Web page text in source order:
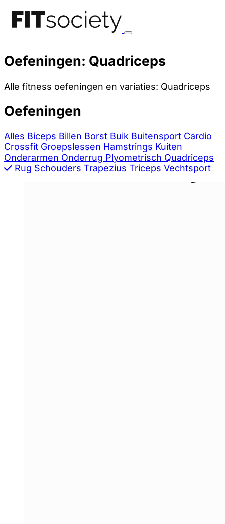
Oefeningen: Quadriceps
Alle fitness oefeningen en variaties: Quadriceps
Oefeningen
Alles Biceps Billen Borst Buik Buitensport Cardio
Crossfit Groepslessen Hamstrings Kuiten
Onderarmen Onderrug Plyometrisch Quadriceps
Rug Schouders Trapezius Triceps Vechtsport